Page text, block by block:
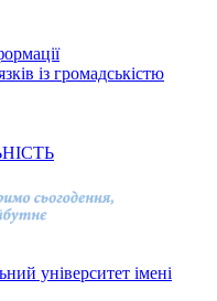
із громадськістю
університет імені